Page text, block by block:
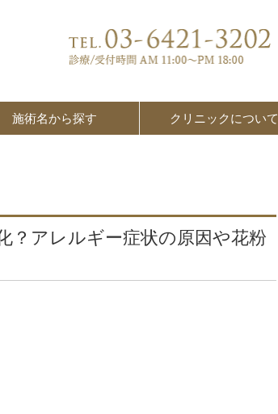
施術名から探す クリニックについて
？アレルギー症状の原因や花粉